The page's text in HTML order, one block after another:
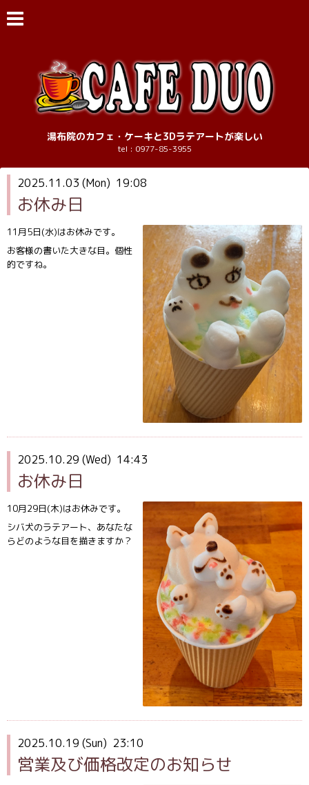
湯布院のカフェ・ケーキと3Dラテアートが楽しい
tel : 0977-85-3955
2025.11.03 (Mon) 19:08
お休み日
11月5日(水)はお休みです。
お客様の書いた大きな目。個性
的ですね。
2025.10.29 (Wed) 14:43
お休み日
10月29日(木)はお休みです。
シバ犬のラテアート、あなたな
らどのような目を描きますか？
2025.10.19 (Sun) 23:10
営業及び価格改定のお知らせ